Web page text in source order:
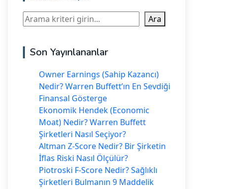
Ara Ara
Son Yayınlananlar
Owner Earnings (Sahip Kazancı)
Nedir? Warren Buffett’ın En Sevdiği
Finansal Gösterge
Ekonomik Hendek (Economic
Moat) Nedir? Warren Buffett
Şirketleri Nasıl Seçiyor?
Altman Z-Score Nedir? Bir Şirketin
İflas Riski Nasıl Ölçülür?
Piotroski F-Score Nedir? Sağlıklı
Şirketleri Bulmanın 9 Maddelik